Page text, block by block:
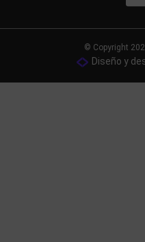
© Copyright
Diseño y